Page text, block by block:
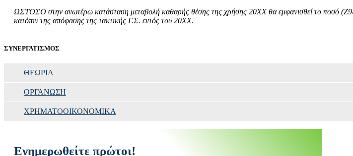
ΩΣΤΟΣΟ στην ανωτέρω κατάσταση μεταβολή καθαρής θέσης της χρήσης 20ΧΧ θα εμφανισθεί το ποσό
κατόπιν της απόφασης της τακτικής Γ.Σ. εντός του 20ΧΧ.
ΣΥΝΕΡΓΑΤΙΣΜΟΣ
ΘΕΩΡΙΑ
ΟΡΓΑΝΩΣΗ
ΧΡΗΜΑΤΟΟΙΚΟΝΟΜΙΚΑ
Ενημερωθείτε πρώτοι!